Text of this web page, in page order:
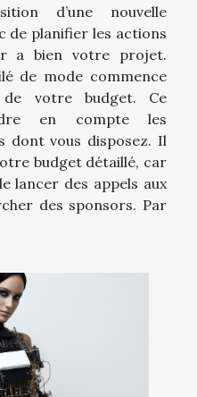
d’une nouvelle
de planifier les actions
a bien votre projet.
de mode commence
de votre budget. Ce
en compte les
dont vous disposez. Il
budget détaillé, car
lancer des appels aux
des sponsors. Par